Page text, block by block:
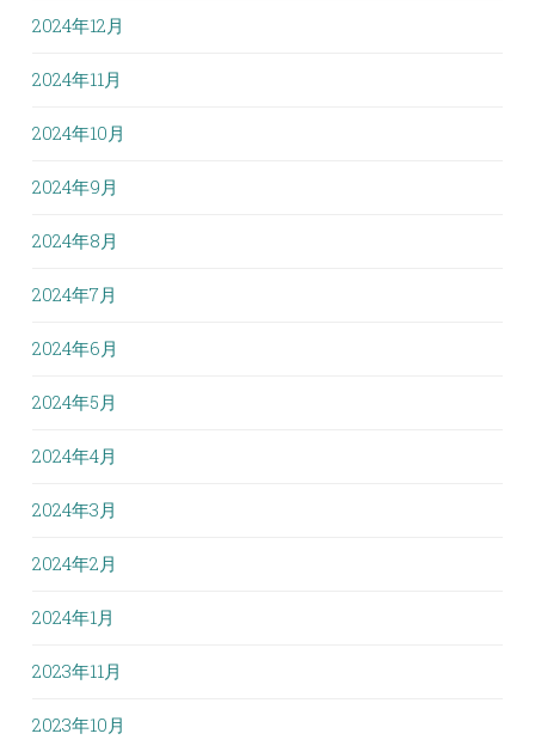
2024年12月
2024年11月
2024年10月
2024年9月
2024年8月
2024年7月
2024年6月
2024年5月
2024年4月
2024年3月
2024年2月
2024年1月
2023年11月
2023年10月